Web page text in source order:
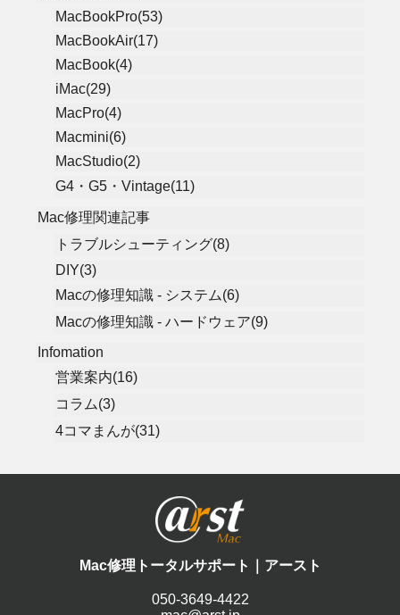
MacBookPro(53)
MacBookAir(17)
MacBook(4)
iMac(29)
MacPro(4)
Macmini(6)
MacStudio(2)
G4・G5・Vintage(11)
Mac修理関連記事
トラブルシューティング(8)
DIY(3)
Macの修理知識 - システム(6)
Macの修理知識 - ハードウェア(9)
Infomation
営業案内(16)
コラム(3)
4コマまんが(31)
Mac修理トータルサポート｜アースト
050-3649-4422